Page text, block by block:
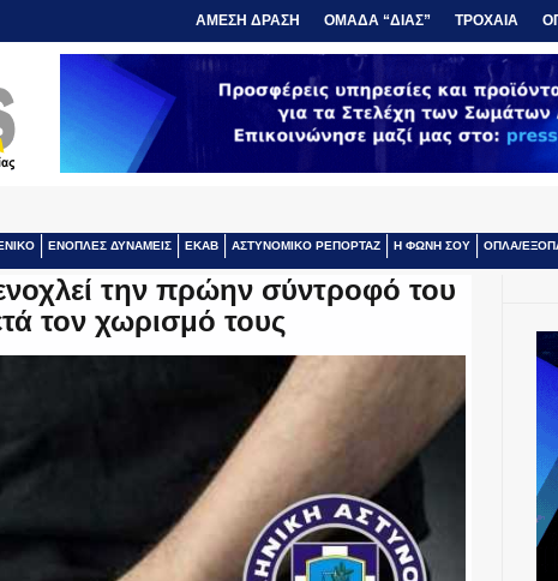
ΑΜΕΣΗ ΔΡΑΣΗ ΟΜΑΔΑ “ΔΙΑΣ” ΤΡΟΧΑΙΑ
ΕΝΟΠΛΕΣ ΔΥΝΑΜΕΙΣ ΕΚΑΒ ΑΣΤΥΝΟΜΙΚΟ ΡΕΠΟΡΤΑΖ Η ΦΩΝΗ ΣΟΥ ΟΠΛΑ/
την πρώην σύντροφό του
τον χωρισμό τους